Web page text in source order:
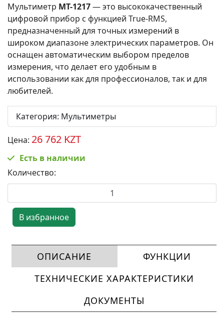
Мультиметр MT-1217— это высококачественный
цифровой прибор с функцией True-RMS,
предназначенный для точных измерений в
широком диапазоне электрических параметров. Он
оснащен автоматическим выбором пределов
измерения, что делает его удобным в
использовании как для профессионалов, так и для
любителей.
Категория: Мультиметры
Цена: 26 762 KZT
Есть в наличии
Количество:
ОПИСАНИЕ
ФУНКЦИИ
ТЕХНИЧЕСКИЕ ХАРАКТЕРИСТИКИ
ДОКУМЕНТЫ